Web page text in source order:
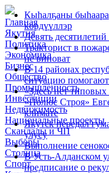
Главная
Якутия
Политика
Экономика
Бизнес
Общество
Промышленность
Инвестиции
Недвижимость
Национальные проекты
Скандалы и ЧП
Выборы
Столица
Спорт
Кыһалҕаны
көрдүүллэр
Девять
Тракторист в
не виноват
В 14 районах
ситуацию
«Здесь нет
«Полюс Строя»
климате
Якутск передал
улусу
Выполнение
В Усть-Алданском
предписание о